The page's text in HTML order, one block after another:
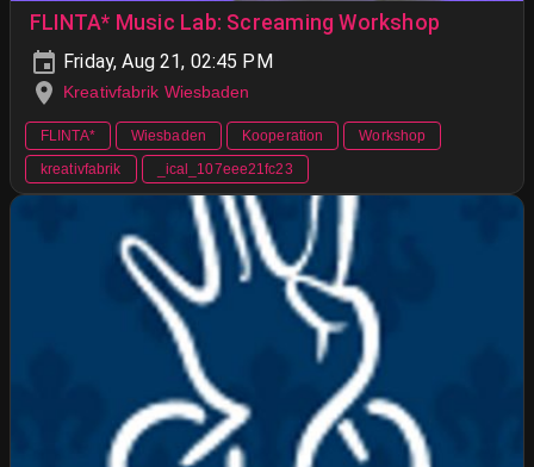
FLINTA* Music Lab: Screaming Workshop
Friday, Aug 21, 02:45 PM
Kreativfabrik Wiesbaden
FLINTA* Wiesbaden Kooperation
Workshop
kreativfabrik
_ical_107eee21fc23